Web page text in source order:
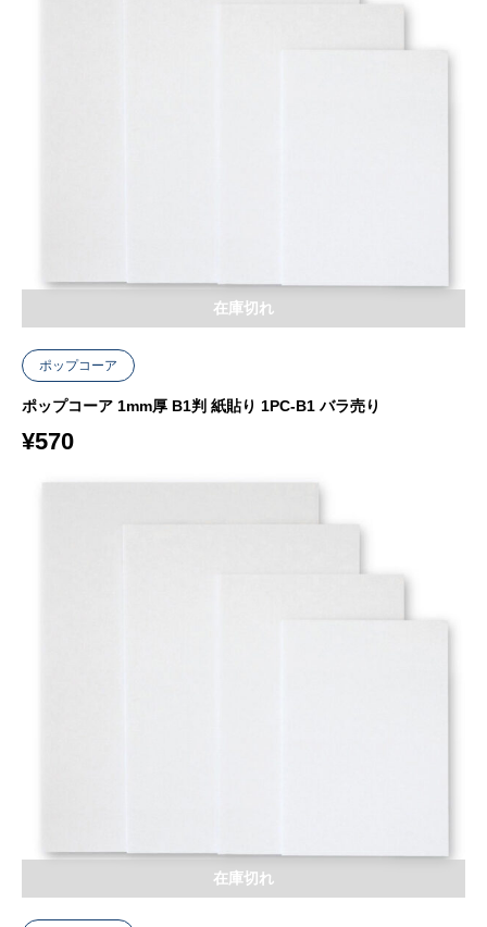
ポップコーア
ポップコーア 1mm厚 B1判 紙貼り 1PC-B1 バラ売り
¥570
在庫切れ
在庫切れ